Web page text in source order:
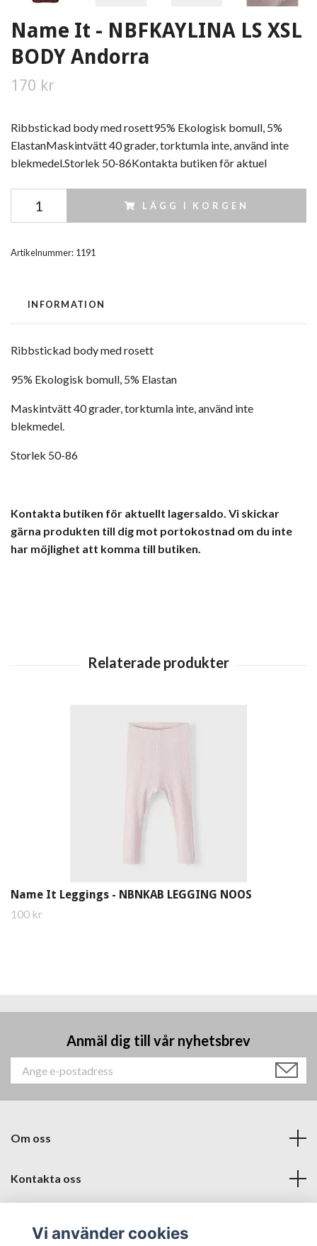
Name It - NBFKAYLINA LS XSL
BODY Andorra
170 kr
Ribbstickad body med rosett95% Ekologisk bomull, 5%
ElastanMaskintvätt 40 grader, torktumla inte, använd inte
blekmedel.Storlek 50-86Kontakta butiken för aktuel
LÄGG I KORGEN
Artikelnummer: 1191
INFORMATION
Ribbstickad body med rosett
95% Ekologisk bomull, 5% Elastan
Maskintvätt 40 grader, torktumla inte, använd inte
blekmedel.
Storlek 50-86
Kontakta butiken för aktuellt lagersaldo. Vi skickar
gärna produkten till dig mot portokostnad om du inte
har möjlighet att komma till butiken.
Name It Leggings - NBNKAB LEGGING NOOS
100 kr
Anmäl dig till vår nyhetsbrev
Om oss
Kontakta oss
Vi använder cookies